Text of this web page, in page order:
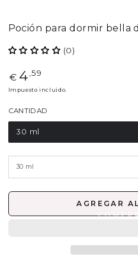
Poción para dormir bella
(0)
Precio
regular
€ 4 ,59
Impuesto incluido.
CANTIDAD
30 ml
AGREGAR